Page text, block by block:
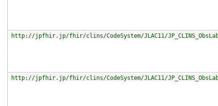
http://jpfhir.jp/fhir/clins/CodeSystem/JLAC11/
http://jpfhir.jp/fhir/clins/CodeSystem/JLAC11/